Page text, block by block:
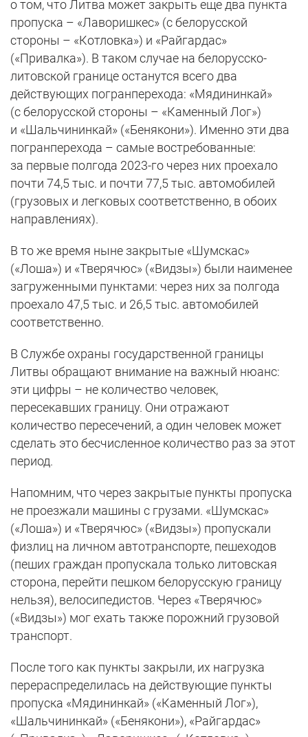
о том, что Литва может закрыть еще два пункта
пропуска – «Лаворишкес» (с белорусской
стороны – «Котловка») и «Райгардас»
(«Привалка»). В таком случае на белорусско-
литовской границе останутся всего два
действующих погранперехода: «Мядининкай»
(с белорусской стороны – «Каменный Лог»)
и «Шальчининкай» («Бенякони»). Именно эти два
погранперехода – самые востребованные:
за первые полгода 2023-го через них проехало
почти 74,5 тыс. и почти 77,5 тыс. автомобилей
(грузовых и легковых соответственно, в обоих
направлениях).
В то же время ныне закрытые «Шумскас»
(«Лоша») и «Тверячюс» («Видзы») были наименее
загруженными пунктами: через них за полгода
проехало 47,5 тыс. и 26,5 тыс. автомобилей
соответственно.
В Службе охраны государственной границы
Литвы обращают внимание на важный нюанс:
эти цифры – не количество человек,
пересекавших границу. Они отражают
количество пересечений, а один человек может
сделать это бесчисленное количество раз за этот
период.
Напомним, что через закрытые пункты пропуска
не проезжали машины с грузами. «Шумскас»
(«Лоша») и «Тверячюс» («Видзы») пропускали
физлиц на личном автотранспорте, пешеходов
(пеших граждан пропускала только литовская
сторона, перейти пешком белорусскую границу
нельзя), велосипедистов. Через «Тверячюс»
(«Видзы») мог ехать также порожний грузовой
транспорт.
После того как пункты закрыли, их нагрузка
перераспределилась на действующие пункты
пропуска «Мядининкай» («Каменный Лог»),
«Шальчининкай» («Бенякони»), «Райгардас»